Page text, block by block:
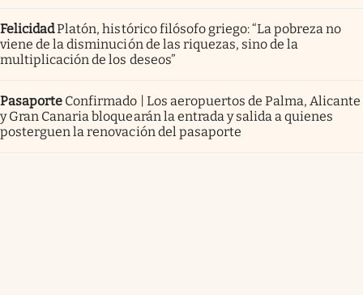
FelicidadPlatón, histórico filósofo griego: “La pobreza no
viene de la disminución de las riquezas, sino de la
multiplicación de los deseos”
Pasaporte Confirmado | Los aeropuertos de Palma, Alicante
y Gran Canaria bloquearán la entrada y salida a quienes
posterguen la renovación del pasaporte